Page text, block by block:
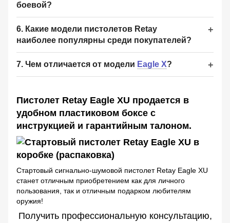
боевой?
6. Какие модели пистолетов Retay
наиболее популярны среди покупателей?
7. Чем отличается от модели Eagle X?
Пистолет Retay Eagle XU продается в
удобном пластиковом боксе с
инструкцией и гарантийным талоном.
Стартовый сигнально-шумовой пистолет Retay Eagle XU
станет отличным приобретением как для личного
пользования, так и отличным подарком любителям
оружия!
Получить профессиональную консультацию,